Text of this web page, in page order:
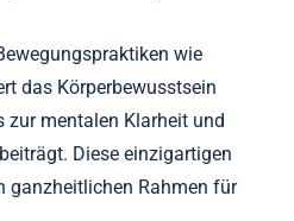
wie
das Körperbewusstsein
zur mentalen Klarheit und
Diese einzigartigen
ganzheitlichen Rahmen für